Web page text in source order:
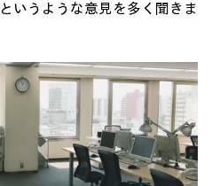
いうような意見を多く聞きま